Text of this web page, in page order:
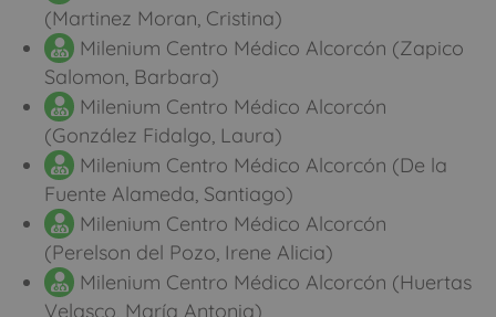
(Martinez Moran, Cristina)
Milenium Centro Médico Alcorcón (Zapico
Salomon, Barbara)
Milenium Centro Médico Alcorcón
(González Fidalgo, Laura)
Milenium Centro Médico Alcorcón (De la
Fuente Alameda, Santiago)
Milenium Centro Médico Alcorcón
(Perelson del Pozo, Irene Alicia)
Milenium Centro Médico Alcorcón (Huertas
Velasco, María Antonia)